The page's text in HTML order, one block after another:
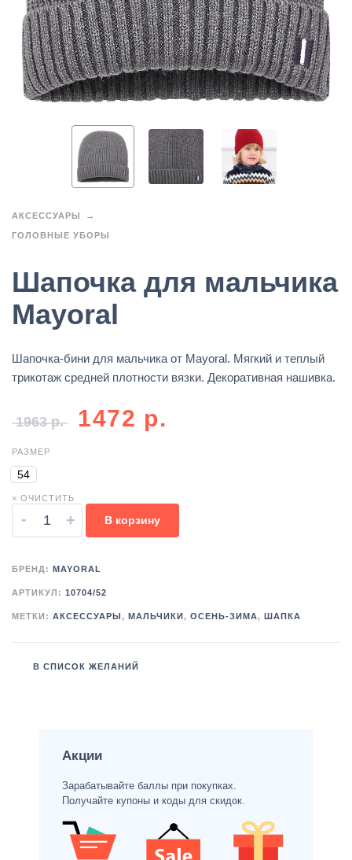
АКСЕССУАРЫ
ГОЛОВНЫЕ УБОРЫ
Шапочка для мальчика
Mayoral
Шапочка-бини для мальчика от Mayoral. Мягкий и теплый
трикотаж средней плотности вязки. Декоративная нашивка.
1963р. 1472 р.
РАЗМЕР
54
× ОЧИСТИТЬ
- + В корзину
БРЕНД: MAYORAL
АРТИКУЛ: 10704/52
МЕТКИ: АКСЕССУАРЫ , МАЛЬЧИКИ , ОСЕНЬ-ЗИМА, ШАПКА
В СПИСОК ЖЕЛАНИЙ
Акции
Зарабатывайте баллы при покупках.
Получайте купоны и коды для скидок.